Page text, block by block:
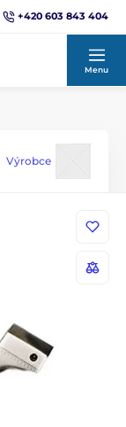
+420 603 843 404
Menu
Výrobce